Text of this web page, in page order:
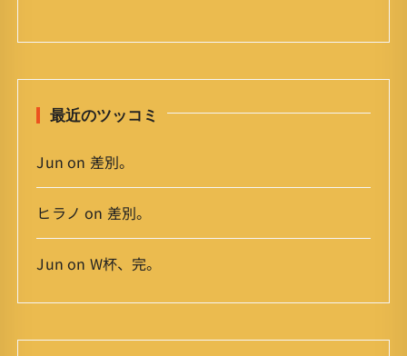
イ
最近のツッコミ
Jun on 差別。
ヒラノ on 差別。
Jun on W杯、完。